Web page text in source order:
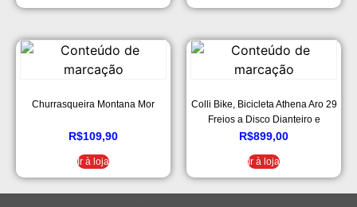
Churrasqueira Montana Mor
R$109,90
Ir à loja
Colli Bike, Bicicleta Athena Aro 29
Freios a Disco Dianteiro e
Traseiro, 36 Raias, 21 Marchas,
R$899,00
Ir à loja